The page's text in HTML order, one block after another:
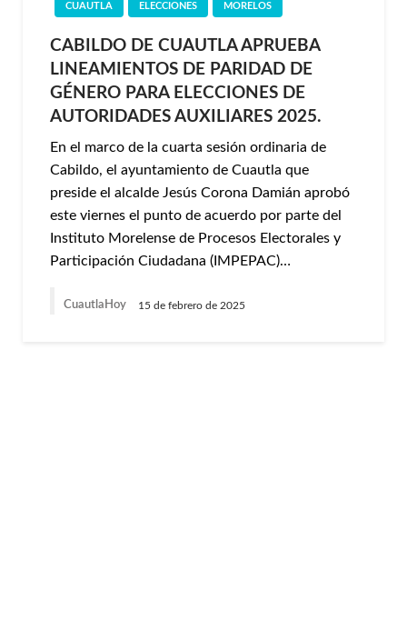
CUAUTLA ELECCIONES MORELOS
CABILDO DE CUAUTLA APRUEBA
LINEAMIENTOS DE PARIDAD DE
GÉNERO PARA ELECCIONES DE
AUTORIDADES AUXILIARES 2025.
En el marco de la cuarta sesión ordinaria de
Cabildo, el ayuntamiento de Cuautla que
preside el alcalde Jesús Corona Damián aprobó
este viernes el punto de acuerdo por parte del
Instituto Morelense de Procesos Electorales y
Participación Ciudadana (IMPEPAC)…
CuautlaHoy 15 de febrero de 2025